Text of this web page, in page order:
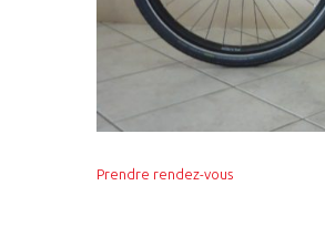
Prendre rendez-vous